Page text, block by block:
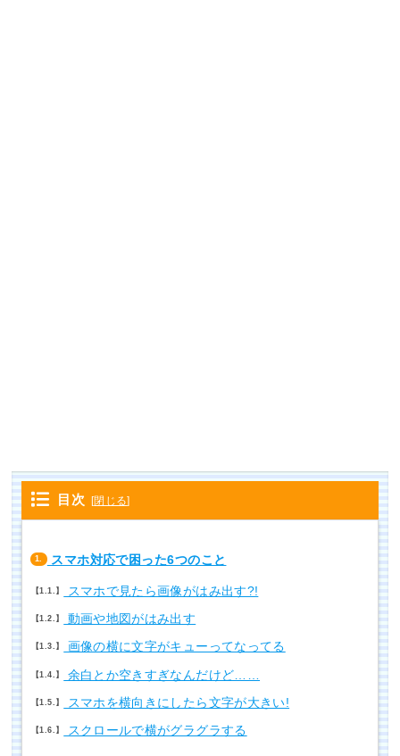
目次 [閉じる]
1. スマホ対応で困った6つのこと
1.1. スマホで見たら画像がはみ出す?!
1.2. 動画や地図がはみ出す
1.3. 画像の横に文字がキューってなってる
1.4. 余白とか空きすぎなんだけど……
1.5. スマホを横向きにしたら文字が大きい!
1.6. スクロールで横がグラグラする